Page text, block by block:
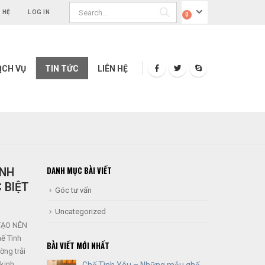
HỆ LOG IN 0
VỤ TIN TỨC LIÊN HỆ
BIỆT
NÊN
Tình
trải
DANH MỤC BÀI VIẾT
Góc tư vấn
Uncategorized
BÀI VIẾT MỚI NHẤT